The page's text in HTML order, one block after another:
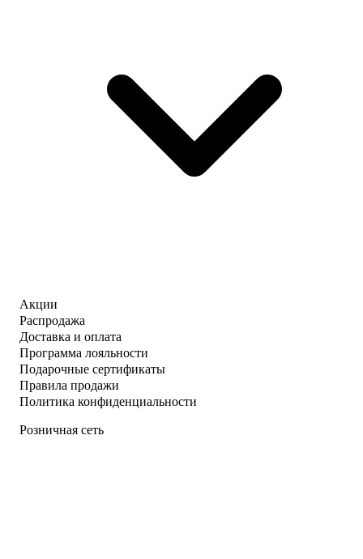
Акции
Распродажа
Доставка и оплата
Программа лояльности
Подарочные сертификаты
Правила продажи
Политика конфиденциальности
Розничная сеть